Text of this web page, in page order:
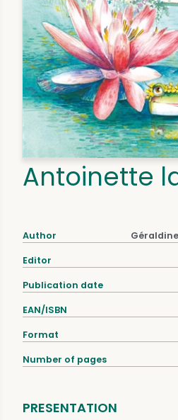
Antoinette
Author
Editor
Publication date
EAN/ISBN
Format
Number of pages
PRESENTATION